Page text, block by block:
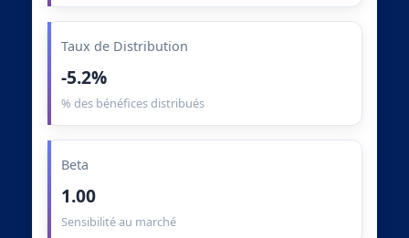
Taux de Distribution
-5.2%
% des bénéfices distribués
Beta
1.00
Sensibilité au marché